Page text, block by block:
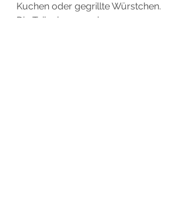
Kuchen oder gegrillte Würstchen.
Die Teilnehmer und